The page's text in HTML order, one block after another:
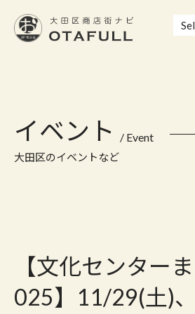
イベント / Event
大田区のイベントなど
【文化センター
025】11/29(土)